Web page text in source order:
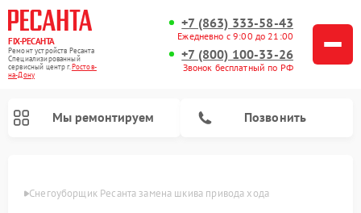
FIX-РЕСАНТА
Ремонт устройств Ресанта
Специализированный
cервисный центр г.Ростов-
на-Дону
+7 (863) 333-58-43
Ежедневно с 9:00 до 21:00
+7 (800) 100-33-26
Звонок бесплатный по РФ
Мы ремонтируем Позвонить
Снегоуборщик Ресанта замена шкива привода хода